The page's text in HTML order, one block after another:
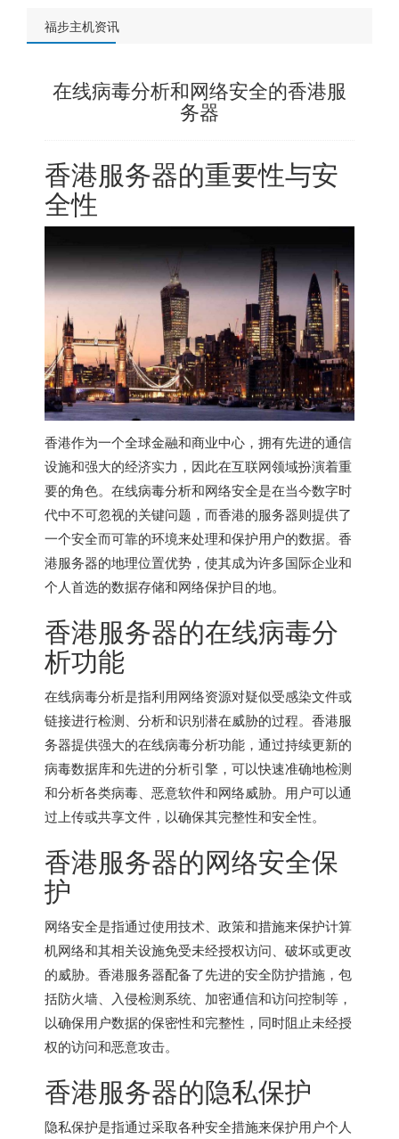
福步主机资讯
在线病毒分析和网络安全的香港服
务器
香港服务器的重要性与安
全性
香港作为一个全球金融和商业中心，拥有先进的通信
设施和强大的经济实力，因此在互联网领域扮演着重
要的角色。在线病毒分析和网络安全是在当今数字时
代中不可忽视的关键问题，而香港的服务器则提供了
一个安全而可靠的环境来处理和保护用户的数据。 香
港服务器的地理位置优势，使其成为许多国际企业和
个人首选的数据存储和网络保护目的地。
香港服务器的在线病毒分
析功能
在线病毒分析是指利用网络资源对疑似受感染文件或
链接进行检测、分析和识别潜在威胁的过程。 香港服
务器提供强大的在线病毒分析功能，通过持续更新的
病毒数据库和先进的分析引擎，可以快速准确地检测
和分析各类病毒、恶意软件和网络威胁。用户可以通
过上传或共享文件，以确保其完整性和安全性。
香港服务器的网络安全保
护
网络安全是指通过使用技术、政策和措施来保护计算
机网络和其相关设施免受未经授权访问、破坏或更改
的威胁。 香港服务器配备了先进的安全防护措施，包
括防火墙、入侵检测系统、加密通信和访问控制等，
以确保用户数据的保密性和完整性，同时阻止未经授
权的访问和恶意攻击。
香港服务器的隐私保护
隐私保护是指通过采取各种安全措施来保护用户个人